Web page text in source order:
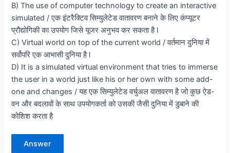
B) The use of computer technology to create an interactive
simulated / एक इंटरैक्टिव सिम्युलेटेड वातावरण बनाने के लिए कंप्यूटर
प्रौद्योगिकी का उपयोग जिसे यूजर अनुभव कर सकता है l
C) Virtual world on top of the current world / वर्तमान दुनिया में
सर्वोपरि एक आभासी दुनिया है l
D) It is a simulated virtual environment that tries to immerse
the user in a world just like his or her own with some add-
one and changes / यह एक सिम्युलेटेड वर्चुअल वातावरण है जो कुछ ऐड-
वन और बदलावों के साथ उपयोगकर्ता को उसकी जैसी दुनिया में डुबाने की
कोशिश करता है
Answer